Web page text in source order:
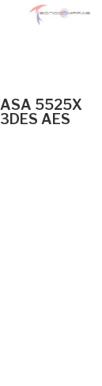
5525X
AES